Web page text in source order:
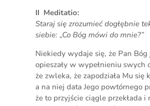
II Meditatio:
Staraj się zrozumieć dogłębnie
siebie: „Co Bóg mówi do mnie?”
Niekiedy wydaje się, że Pan Bóg
opieszały w wypełnieniu swych
że zwleka, że zapodziała Mu się
a na niej data Jego powtórnego
że to przyjście ciągle przekłada i